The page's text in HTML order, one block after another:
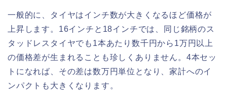
一般的に、タイヤはインチ数が大きくなるほど価格が
上昇します。16インチと18インチでは、同じ銘柄のス
タッドレスタイヤでも1本あたり数千円から1万円以上
の価格差が生まれることも珍しくありません。4本セッ
トになれば、その差は数万円単位となり、家計へのイ
ンパクトも大きくなります。